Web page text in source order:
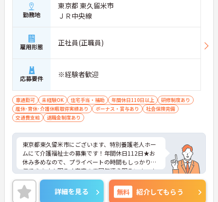
勤務地
東京都 東久留米市
ＪＲ中央線
雇用形態 正社員(正職員)
応募要件 ※経験者歓迎
車通勤可 未経験OK 住宅手当・補助 年間休日110日以上
研修制度あり
産休･育休･介護休暇取得実績あり
ボーナス・賞与あり
社会保険完備
交通費支給
退職金制度あり
東京都東久留米市にございます、特別養護老人ホー
ムにて介護福祉士の募集です！年間休日112日★お
休み多めなので、プライベートの時間もしっかり確
保できます！明るく家庭の雰囲気漂う明るいホーム
です。研修制度も整っているのでスキルアップも目
指すことができる環境です。ご興味のある方は是非
お気軽にお問い合わせください。
詳細を見る 無料 紹介してもらう